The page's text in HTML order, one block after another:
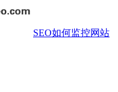
SEO如何监控网站